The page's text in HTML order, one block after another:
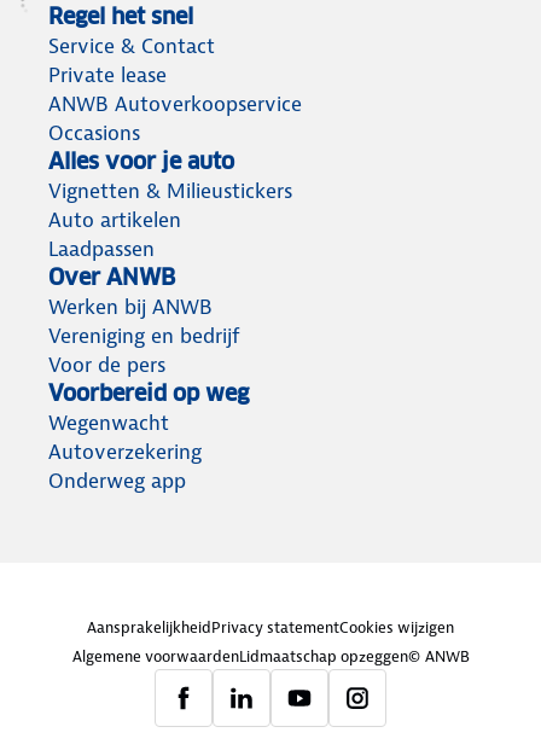
Regel het snel
Service & Contact
Private lease
ANWB Autoverkoopservice
Occasions
Alles voor je auto
Vignetten & Milieustickers
Auto artikelen
Laadpassen
Over ANWB
Werken bij ANWB
Vereniging en bedrijf
Voor de pers
Voorbereid op weg
Wegenwacht
Autoverzekering
Onderweg app
AansprakelijkheidPrivacy statementCookies wijzigen
Algemene voorwaardenLidmaatschap opzeggen© ANWB